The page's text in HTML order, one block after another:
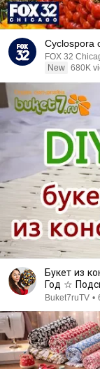
Cyclospora
FOX 32
New 680K
Букет из
Год ☆
бумаги
Buket7ruTV •